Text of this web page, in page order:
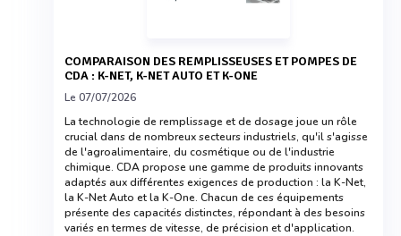
COMPARAISON DES REMPLISSEUSES ET POMPES DE
CDA : K-NET, K-NET AUTO ET K-ONE
Le 07/07/2026
La technologie de remplissage et de dosage joue un rôle
crucial dans de nombreux secteurs industriels, qu'il s'agisse
de l'agroalimentaire, du cosmétique ou de l'industrie
chimique. CDA propose une gamme de produits innovants
adaptés aux différentes exigences de production : la K-Net,
la K-Net Auto et la K-One. Chacun de ces équipements
présente des capacités distinctes, répondant à des besoins
variés en termes de vitesse, de précision et d'application.